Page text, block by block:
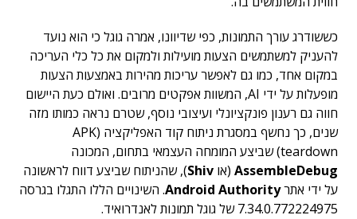
כששודרג עורך התמונות, כפי שדיוונו, אמרה גוגל כי הוא נועד
להעניק למשתמשים הצעות מועילות ולמקום את כל כלי העריכה
במקום אחד, כמו גם לאפשר עריכות מהירות באמצעות הצעות
מופעלות על ידי AI, המשוות אפקטים מרובים. ואולם כעת היישום
חווה גם רענון פונקציונלי ועיצובי נוסף, שטרם נראה כמותו מזה
שנים, כך נחשף במסגרת ניתוח קוד האפליקציה (APK
teardown) שביצע המומחה העצמאי בתחום, המכונה
AssembleDebug (או Shiv), שהניתוח שביצע דווח לראשונה
על ידי אתרAndroid Authority. השינויים הללו התגלו בגרסה
7.34.0.772224975 של גוגל תמונות לאנדרואיד.